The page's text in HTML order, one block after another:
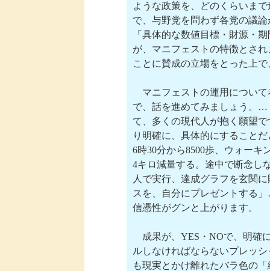
ような政策を、どのくらいま
で、与野党を問わず各党の議
「具体的な数値目標・財源・
が、マニフェストの特徴とさ
ことに賛成の立場をとった上
マニフェストの運用について
で、話を進めてみましょう。
て、多くの現代人が抱く願望
り明確に、具体的にすること
6時30分から8500歩、ウォーキ
4キロ減量する。途中で断念し
人で実行、達成グラフを玄関
スを、自分にプレゼントする
信憑性がグンと上がります。
成果が、YES・NOで、明確
ルしなければならないプレッ
も現実とかけ離れたバラ色の